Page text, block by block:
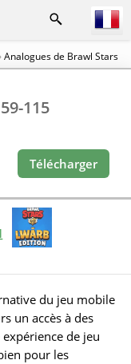
Analogues de Brawl Stars
115
Télécharger
du jeu mobile
un accès à des
de jeu
pour les